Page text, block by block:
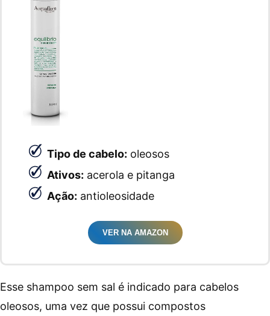
Tipo de cabelo: oleosos
Ativos: acerola e pitanga
Ação: antioleosidade
VER NA AMAZON
Esse shampoo sem sal é indicado para cabelos
oleosos, uma vez que possui compostos